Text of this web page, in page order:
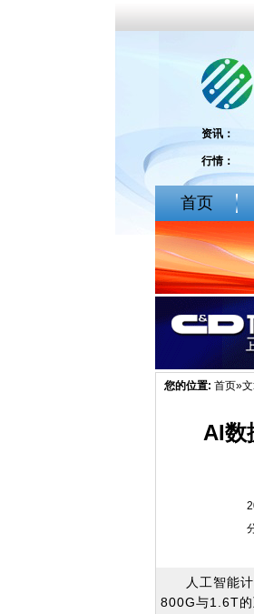
资讯：
行情：
首页
您的位置: 首页»
AI数
人工智能
800G与1.6T的